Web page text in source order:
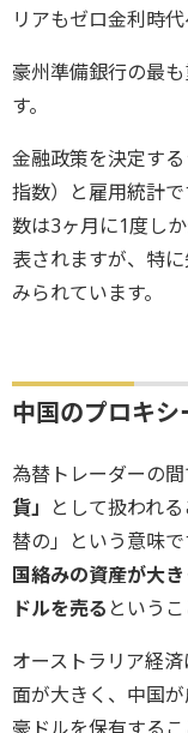
リアもゼロ金利時
豪州準備銀行の最
す。
金融政策を決定す
指数）と雇用統計
数は3ヶ月に1度し
表されますが、特
みられています。
中国のプロキシ
為替トレーダーの間
貨」 として扱われ
替の」という意味
国絡みの資産が大
ドルを売る というこ
オーストラリア経
面が大きく、中国
豪ドルを保有する